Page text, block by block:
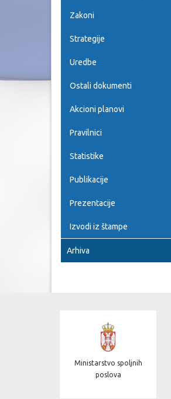
Zakoni
Strategije
Uredbe
Ostali dokumenti
Akcioni planovi
Pravilnici
Statistike
Publikacije
Prezentacije
Izvodi iz štampe
Arhiva
Ministarstvo spoljnih
poslova